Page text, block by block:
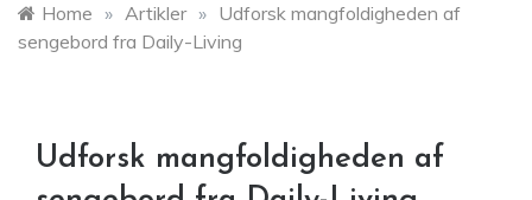
Home » Artikler » Udforsk mangfoldigheden af
sengebord fra Daily-Living
Udforsk mangfoldigheden af